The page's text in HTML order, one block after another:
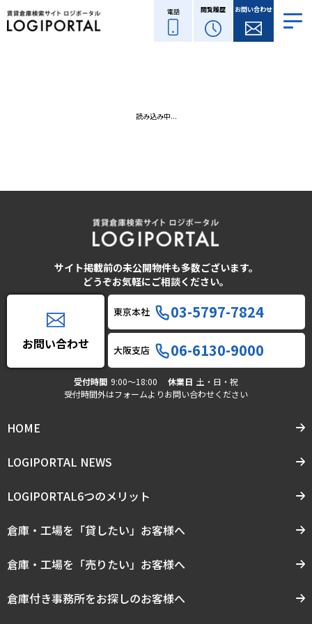
電話 閲覧履歴 お問い合わせ
読み込み中...
サイト掲載前の未公開物件も多数ございます。
どうぞお気軽にご相談ください。
お問い合わせ
東京本社 03-5797-7824
大阪支店 06-6130-9000
受付時間 9:00〜18:00 休業日 土・日・祝
受付時間外はフォームよりお問い合わせください
HOME
LOGIPORTAL NEWS
LOGIPORTAL6つのメリット
倉庫・工場を「貸したい」お客様へ
倉庫・工場を「売りたい」お客様へ
倉庫付き事務所をお探しのお客様へ